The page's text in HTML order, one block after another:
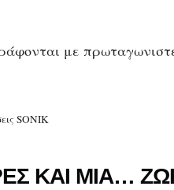
με
SONIK
ΚΑΙ ΜΙΑ…